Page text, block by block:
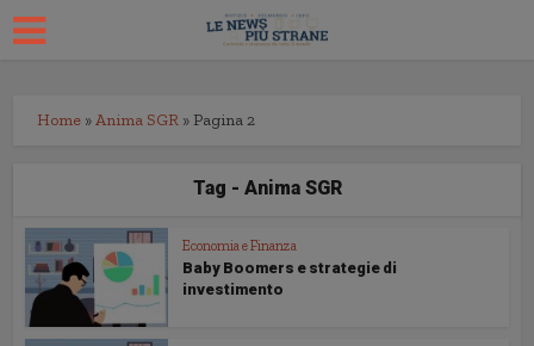
Home »Anima SGR » Pagina 2
Tag - Anima SGR
Economia e Finanza
Baby Boomers e strategie di
investimento